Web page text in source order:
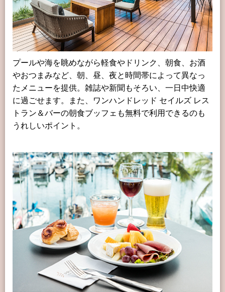
プールや海を眺めながら軽食やドリンク、朝食、お酒
やおつまみなど、朝、昼、夜と時間帯によって異なっ
たメニューを提供。雑誌や新聞もそろい、一日中快適
に過ごせます。また、ワンハンドレッド セイルズ レス
トラン＆バーの朝食ブッフェも無料で利用できるのも
うれしいポイント。